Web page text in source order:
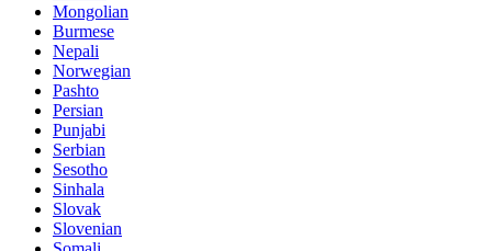
Mongolian
Burmese
Nepali
Norwegian
Pashto
Persian
Punjabi
Serbian
Sesotho
Sinhala
Slovak
Slovenian